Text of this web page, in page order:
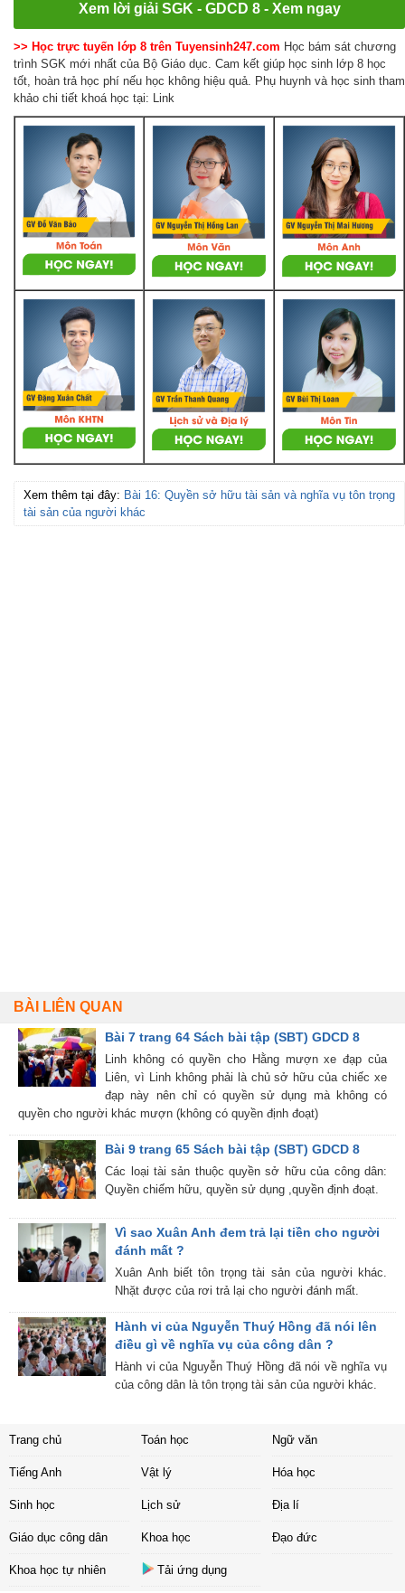
Xem lời giải SGK - GDCD 8 - Xem ngay
>> Học trực tuyến lớp 8 trên Tuyensinh247.com Học bám sát chương
trình SGK mới nhất của Bộ Giáo dục. Cam kết giúp học sinh lớp 8 học
tốt, hoàn trả học phí nếu học không hiệu quả. Phụ huynh và học sinh tham
khảo chi tiết khoá học tại: Link
Xem thêm tại đây: Bài 16: Quyền sở hữu tài sản và nghĩa vụ tôn trọng
tài sản của người khác
BÀI LIÊN QUAN
Bài 7 trang 64 Sách bài tập (SBT) GDCD 8
Linh không có quyền cho Hằng mượn xe đạp của
Liên, vì Linh không phải là chủ sở hữu của chiếc xe
đạp này nên chỉ có quyền sử dụng mà không có
quyền cho người khác mượn (không có quyền định đoạt)
Bài 9 trang 65 Sách bài tập (SBT) GDCD 8
Các loại tài sản thuộc quyền sở hữu của công dân:
Quyền chiếm hữu, quyền sử dụng ,quyền định đoạt.
Vì sao Xuân Anh đem trả lại tiền cho người
đánh mất ?
Xuân Anh biết tôn trọng tài sản của người khác.
Nhặt được của rơi trả lại cho người đánh mất.
Hành vi của Nguyễn Thuý Hồng đã nói lên
điều gì về nghĩa vụ của công dân ?
Hành vi của Nguyễn Thuý Hồng đã nói về nghĩa vụ
của công dân là tôn trọng tài sản của người khác.
Trang chủ Toán học Ngữ văn
Tiếng Anh Vật lý Hóa học
Sinh học Lịch sử Địa lí
Giáo dục công dân Khoa học Đạo đức
Khoa học tự nhiên Tải ứng dụng